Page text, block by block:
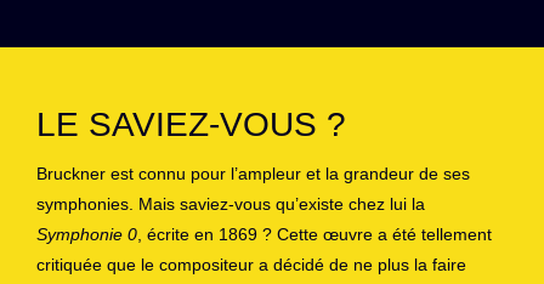
LE SAVIEZ-VOUS ?
Bruckner est connu pour l’ampleur et la grandeur de ses
symphonies. Mais saviez-vous qu’existe chez lui la
Symphonie 0 , écrite en 1869 ? Cette œuvre a été tellement
critiquée que le compositeur a décidé de ne plus la faire